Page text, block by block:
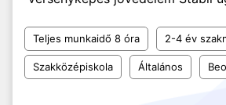
Teljes munkaidő 8 óra 2-4 év
Szakközépiskola Általános